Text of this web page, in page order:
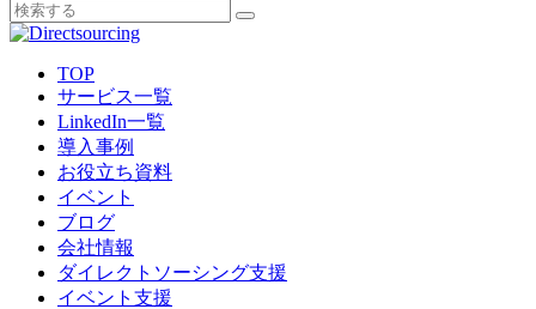
TOP
サービス一覧
LinkedIn一覧
導入事例
お役立ち資料
イベント
ブログ
会社情報
ダイレクトソーシング支援
イベント支援